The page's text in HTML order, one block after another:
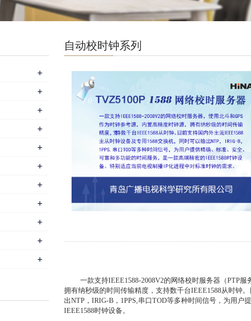
自动校时钟系列
一款支持IEEE1588-2008V2的网络校时服务器（PTP
拥有纳秒级的时间传输精度，支持数千台IEEE1588从时钟
出NTP，IRIG-B，1PPS,串口TOD等多种时间信号，为用
IEEE1588时钟设备。
+
+
+
+
+
+
+
+
+
+
+